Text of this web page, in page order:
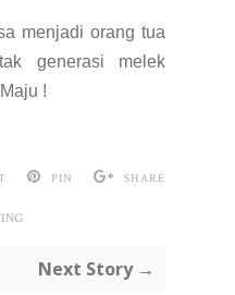
menjadi orang tua
generasi melek
!
PIN SHARE
Next Story →